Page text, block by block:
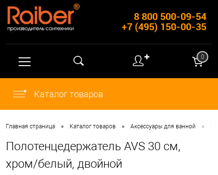
8 800 500-09-54
+7 (495) 150-00-35
✚ 0
Каталог товаров
Главная страница • Каталог товаров • Аксессуары для ванной •
Полотенцедержатель AVS 30 см,
хром/белый, двойной